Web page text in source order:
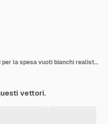
Vari tipi di scaffali e supporti per la spesa vuoti bianchi realistici hanno isolato l'illustrazione di vettore
vettori.